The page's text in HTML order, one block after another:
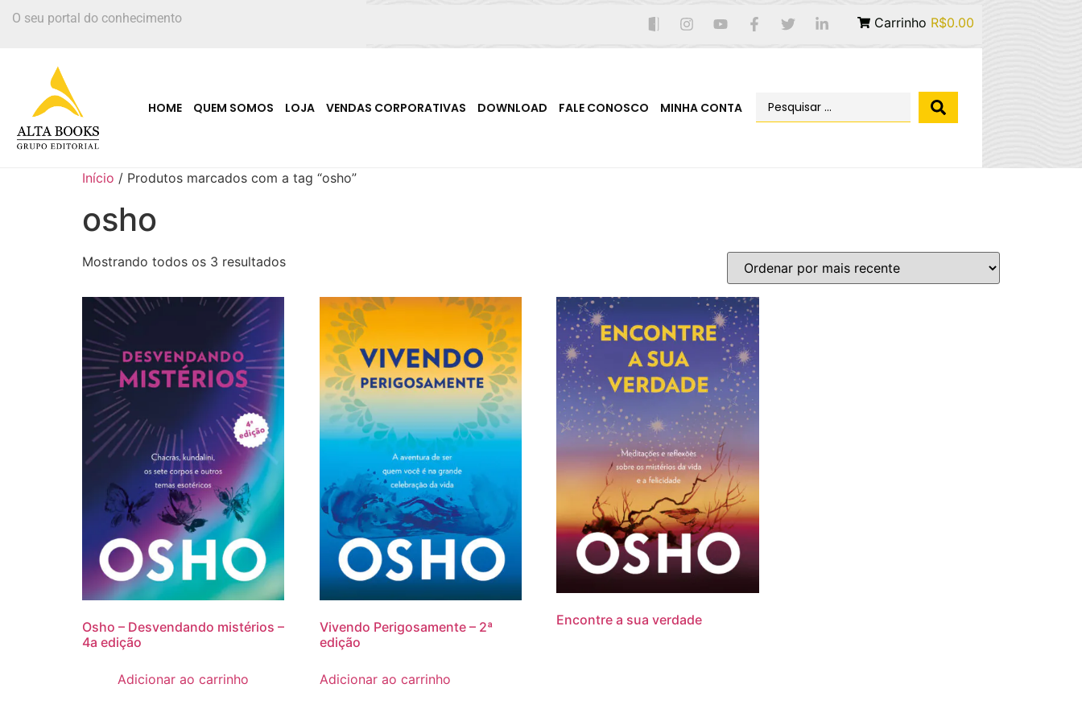
O seu portal do conhecimento Carrinho R$0.00
HOME QUEM SOMOS LOJA VENDAS CORPORATIVAS DOWNLOAD FALE CONOSCO MINHA CONTA
Início / Produtos marcados com a tag “osho”
osho
Mostrando todos os 3 resultados
Osho – Desvendando mistérios –
4a edição
Adicionar ao carrinho
Vivendo Perigosamente – 2ª
edição
Adicionar ao carrinho
Encontre a sua verdade